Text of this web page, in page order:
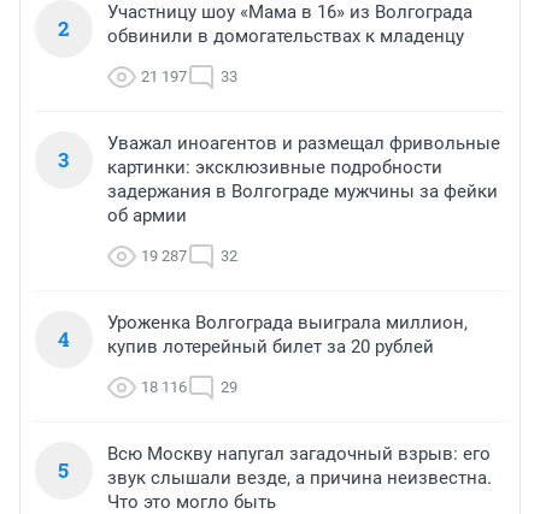
2
Участницу шоу «Мама в 16» из Волгограда
обвинили в домогательствах к младенцу
21 197 33
3
Уважал иноагентов и размещал фривольные
картинки: эксклюзивные подробности
задержания в Волгограде мужчины за фейки
об армии
19 287 32
4
Уроженка Волгограда выиграла миллион,
купив лотерейный билет за 20 рублей
18 116 29
5
Всю Москву напугал загадочный взрыв: его
звук слышали везде, а причина неизвестна.
Что это могло быть